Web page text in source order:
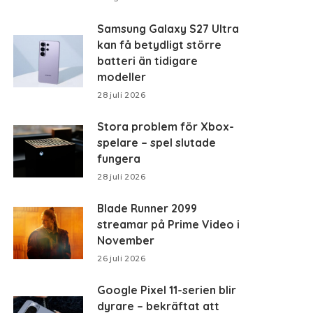
Samsung Galaxy S27 Ultra
kan få betydligt större
batteri än tidigare
modeller
28 juli 2026
Stora problem för Xbox-
spelare – spel slutade
fungera
28 juli 2026
Blade Runner 2099
streamar på Prime Video i
November
26 juli 2026
Google Pixel 11-serien blir
dyrare – bekräftat att